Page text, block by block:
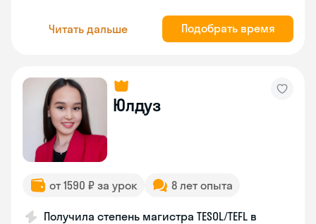
Читать дальше Подобрать время
Юлдуз
от 1590 ₽ за урок 8 лет опыта
Получила степень магистра TESOL/TEFL в